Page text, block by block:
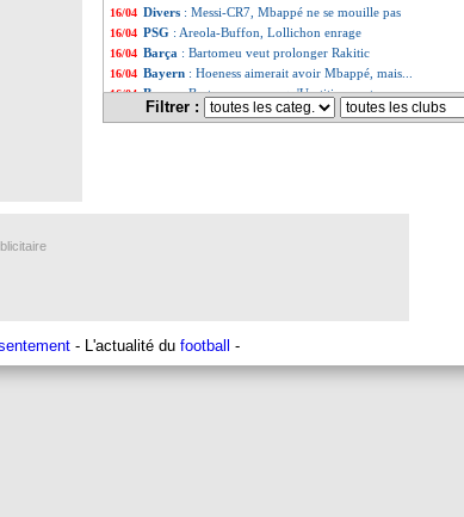
16/04 Divers : Messi-CR7, Mbappé ne se mouille pas
16/04 PSG : Areola-Buffon, Lollichon enrage
16/04 Barça : Bartomeu veut prolonger Rakitic
16/04 Bayern : Hoeness aimerait avoir Mbappé, mais...
16/04 Barça: Bartomeu assure qu'Umtiti va rester
OM: Thauvin proche d'un accord avec le Milan ?
Filtrer :
- L'actualité du football -